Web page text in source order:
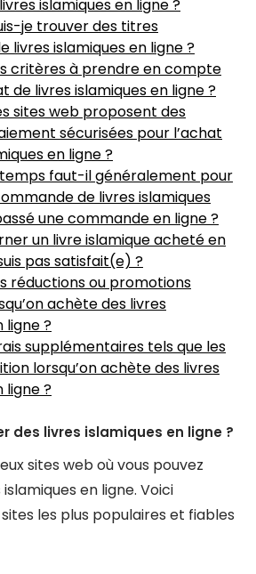
islamiques en ligne ?
je trouver des titres
livres islamiques en ligne ?
critères à prendre en compte
de livres islamiques en ligne ?
sites web proposent des
sécurisées pour l’achat
en ligne ?
faut-il généralement pour
de livres islamiques
une commande en ligne ?
un livre islamique acheté en
pas satisfait(e) ?
réductions ou promotions
achète des livres
ligne ?
supplémentaires tels que les
lorsqu’on achète des livres
ligne ?
des livres islamiques en ligne ?
sites web où vous pouvez
en ligne. Voici
les plus populaires et fiables